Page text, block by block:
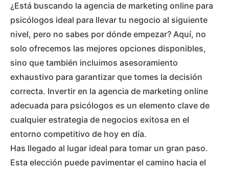
¿Está buscando la agencia de marketing online para
psicólogos ideal para llevar tu negocio al siguiente
nivel, pero no sabes por dónde empezar? Aquí, no
solo ofrecemos las mejores opciones disponibles,
sino que también incluimos asesoramiento
exhaustivo para garantizar que tomes la decisión
correcta. Invertir en la agencia de marketing online
adecuada para psicólogos es un elemento clave de
cualquier estrategia de negocios exitosa en el
entorno competitivo de hoy en día.
Has llegado al lugar ideal para tomar un gran paso.
Esta elección puede pavimentar el camino hacia el